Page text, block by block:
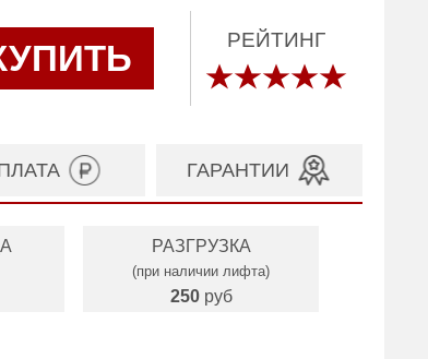
РЕЙТИНГ
ГАРАНТИИ
РАЗГРУЗКА
(при наличии лифта)
250 руб